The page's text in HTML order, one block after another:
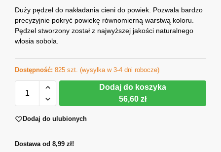
Duży pędzel do nakładania cieni do powiek. Pozwala bardzo
precyzyjnie pokryć powiekę równomierną warstwą koloru.
Pędzel stworzony został z najwyższej jakości naturalnego
włosia sobola.
Dostępność: 825 szt. (wysyłka w 3-4 dni robocze)
Dodaj do koszyka
56,60 zł
Dodaj do ulubionych
Dostawa od 8,99 zł!